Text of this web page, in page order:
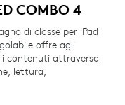
COMBO 4
di classe per iPad
offre agli
contenuti attraverso
lettura,